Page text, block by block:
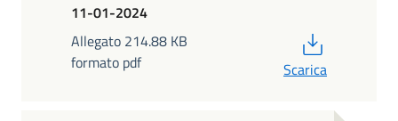
11-01-2024
Allegato 214.88 KB
formato pdf
Scarica